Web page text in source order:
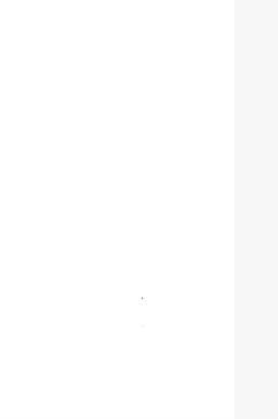
ASIENTO BAÑO
28,90 €